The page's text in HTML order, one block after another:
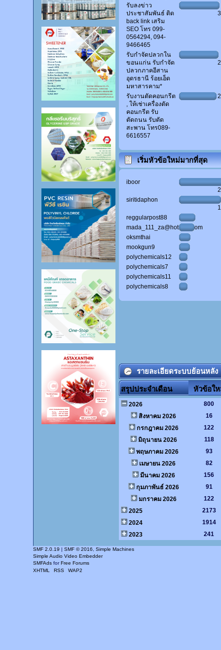
รับลงข่าว
ประชาสัมพันธ์ ติด
back link เสริม
SEO โทร 099-
0564294, 094-
9466465
รับกำจัดปลวกใน
ขอนแก่น รับกำจัด
ปลวกภาคอีสาน
อุดรธานี ร้อยเอ็ด
มหาสารคาม*
รับงานตัดคอนกรีต
, ให้เช่าเครื่องตัด
คอนกรีต รับ
ตัดถนน รับตัด
สะพาน โทร089-
6616557
เริ่มหัวข้อใหม่มากที่สุด
iboor
siritidaphon
reggularpost88
mada_111_za@hotmail.com
oksmthai
mookgun9
polychemicals12
polychemicals7
polychemicals11
polychemicals8
รายละเอียดระบบย้อนหลัง
สรุปประจำเดือน หัวข้อใ
2026
800
สิงหาคม 2026
16
กรกฎาคม 2026
122
มิถุนายน 2026
118
พฤษภาคม 2026
93
เมษายน 2026
82
มีนาคม 2026
156
กุมภาพันธ์ 2026
91
มกราคม 2026
122
2025
2173
2024
1914
2023
241
SMF 2.0.19 | SMF © 2016
Simple Machines
Simple Audio Video Embedder
SMFAds forFree Forums
XHTML
RSS WAP2